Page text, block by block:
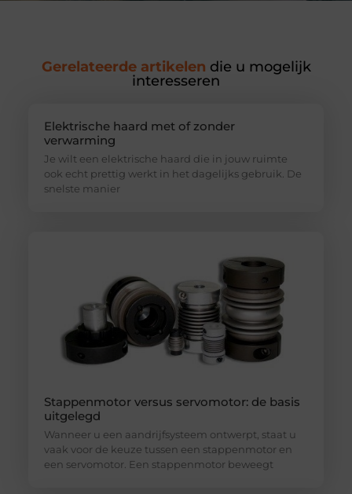
Gerelateerde artikelen die u mogelijk
interesseren
Elektrische haard met of zonder
verwarming
Je wilt een elektrische haard die in jouw ruimte
ook echt prettig werkt in het dagelijks gebruik. De
snelste manier
Stappenmotor versus servomotor: de basis
uitgelegd
Wanneer u een aandrijfsysteem ontwerpt, staat u
vaak voor de keuze tussen een stappenmotor en
een servomotor. Een stappenmotor beweegt